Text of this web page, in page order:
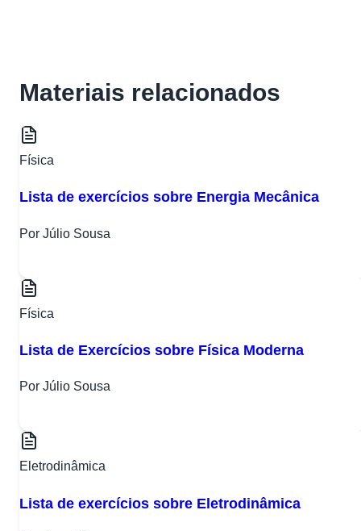
Materiais relacionados
Física
Lista de exercícios sobre Energia Mecânica
Por Júlio Sousa
Física
Lista de Exercícios sobre Física Moderna
Por Júlio Sousa
Eletrodinâmica
Lista de exercícios sobre Eletrodinâmica